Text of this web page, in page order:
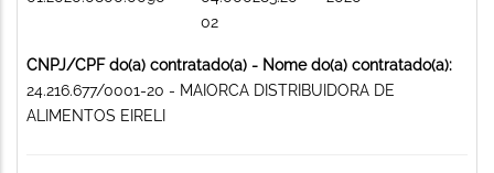
02
CNPJ/CPF do(a) contratado(a) - Nome do(a) contratado(a):
24.216.677/0001-20 - MAIORCA DISTRIBUIDORA DE
ALIMENTOS EIRELI